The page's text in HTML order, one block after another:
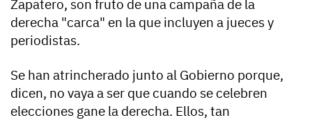
Zapatero, son fruto de una campaña de la
derecha "carca" en la que incluyen a jueces y
periodistas.
Se han atrincherado junto al Gobierno porque,
dicen, no vaya a ser que cuando se celebren
elecciones gane la derecha. Ellos, tan